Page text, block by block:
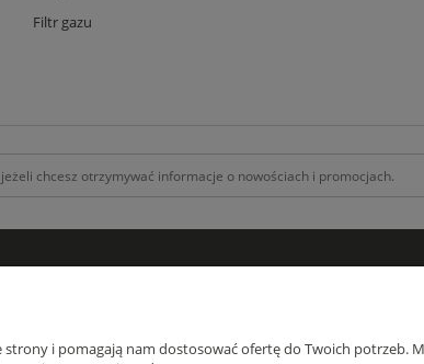
Filtr gazu
Zamówienia specjalne
i pomagają nam dostosować ofertę do Twoich potrzeb.